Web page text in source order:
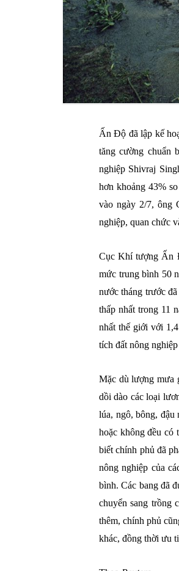
Ấn Độ đã lập kế
tăng cường chuẩn
nghiệp Shivraj
hơn khoảng 43%
vào ngày 2/7, ông
nghiệp, quan chức
Cục Khí tượng Ấn
mức trung bình 50
nước tháng trước
thấp nhất trong 11
nhất thế giới với
tích đất nông
Mặc dù lượng mưa
dồi dào các loại
lúa, ngô, bông, đậu
hoặc không đều có
biết chính phủ đã
nông nghiệp của
bình. Các bang đã
chuyển sang trồng
thêm, chính phủ
khác, đồng thời ưu